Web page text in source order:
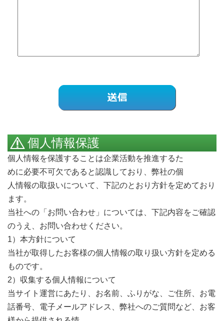
個人情報保護
個人情報を保護することは企業活動を推進するた
めに必要不可欠であると認識しており、弊社の個
人情報の取扱いについて、下記のとおり方針を定めており
ます。
当社への「お問い合わせ」については、下記内容をご確認
のうえ、お問い合わせください。
1）本方針について
当社が取得したお客様の個人情報の取り扱い方針を定める
ものです。
2）収集する個人情報について
当サイト運営にあたり、お名前、ふりがな、ご住所、お電
話番号、電子メールアドレス、弊社へのご質問など、お客